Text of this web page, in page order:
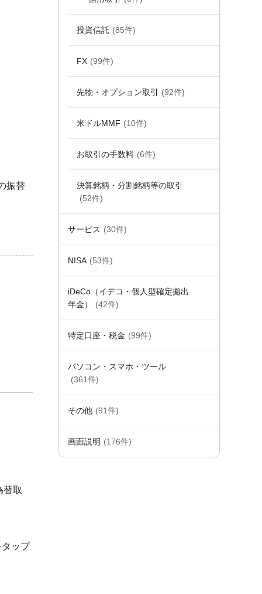
投資信託 (85件)
FX (99件)
先物・オプション取引 (92件)
米ドルMMF (10件)
お取引の手数料 (6件)
決算銘柄・分割銘柄等の取引
(52件)
サービス (30件)
NISA (53件)
iDeCo（イデコ・個人型確定拠出
年金）
(42件)
特定口座・税金 (99件)
パソコン・スマホ・ツール
(361件)
その他 (91件)
画面説明 (176件)
振替
替取
ップ